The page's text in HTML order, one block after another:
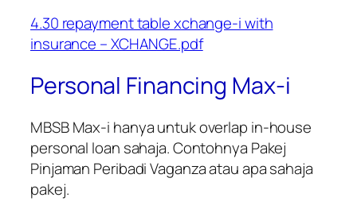
4.30 repayment table xchange-i with
insurance – XCHANGE.pdf
Personal Financing Max-i
MBSB Max-i hanya untuk overlap in-house
personal loan sahaja. Contohnya Pakej
Pinjaman Peribadi Vaganza atau apa sahaja
pakej.